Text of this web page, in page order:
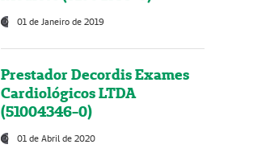
01 de Janeiro de 2019
Prestador Decordis Exames
Cardiológicos LTDA
(51004346-0)
01 de Abril de 2020